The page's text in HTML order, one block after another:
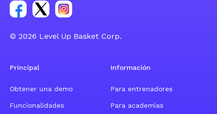
Enlace para el grupo social de la cuenta de Facebook
Enlace para el grupo social de la cuenta de
Enlace para el grupo social de la cuenta
© 2026 Level Up Basket Corp.
Principal
Obtener una demo
Funcionalidades
Información
Para entrenadores
Para academias